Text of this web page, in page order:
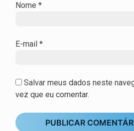
Nome*
E-mail*
Salvar meus dados neste
vez que eu comentar.